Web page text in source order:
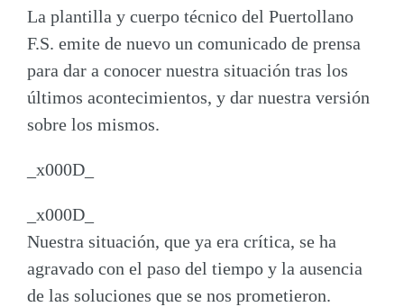
La plantilla y cuerpo técnico del Puertollano
F.S. emite de nuevo un comunicado de prensa
para dar a conocer nuestra situación tras los
últimos acontecimientos, y dar nuestra versión
sobre los mismos.
_x000D_
_x000D_
Nuestra situación, que ya era crítica, se ha
agravado con el paso del tiempo y la ausencia
de las soluciones que se nos prometieron.